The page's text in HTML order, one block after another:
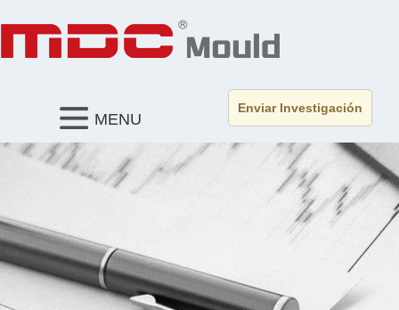
Enviar Investigación
MENU